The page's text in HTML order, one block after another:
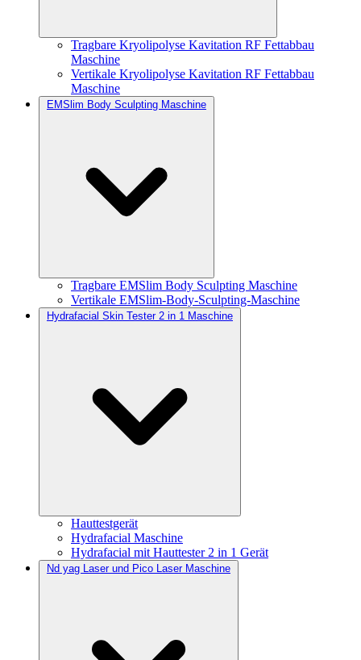
Tragbare Kryolipolyse Kavitation RF Fettabbau
Maschine
Vertikale Kryolipolyse Kavitation RF Fettabbau
Maschine
EMSlim Body Sculpting Maschine
Tragbare EMSlim Body Sculpting Maschine
Vertikale EMSlim-Body-Sculpting-Maschine
Hydrafacial Skin Tester 2 in 1 Maschine
Hauttestgerät
Hydrafacial Maschine
Hydrafacial mit Hauttester 2 in 1 Gerät
Nd yag Laser und Pico Laser Maschine